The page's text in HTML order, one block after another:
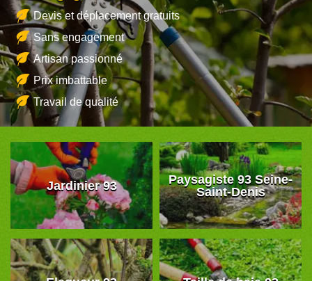
Devis et déplacement gratuits
Sans engagement
Artisan passionné
Prix imbattable
Travail de qualité
Jardinier 93
Paysagiste 93 Seine-
Saint-Denis